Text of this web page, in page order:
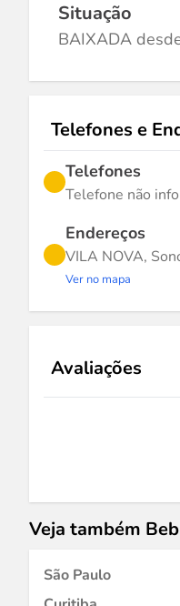
Situação
BAIXADA
Telefones e
Telefones
Telefone não
Endereços
VILA NOVA,
Ver no mapa
Avaliações
Veja também
São Paulo